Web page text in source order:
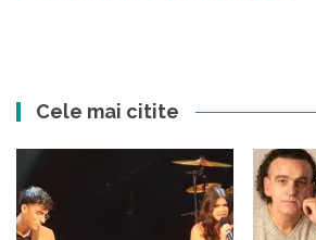
Cele mai citite